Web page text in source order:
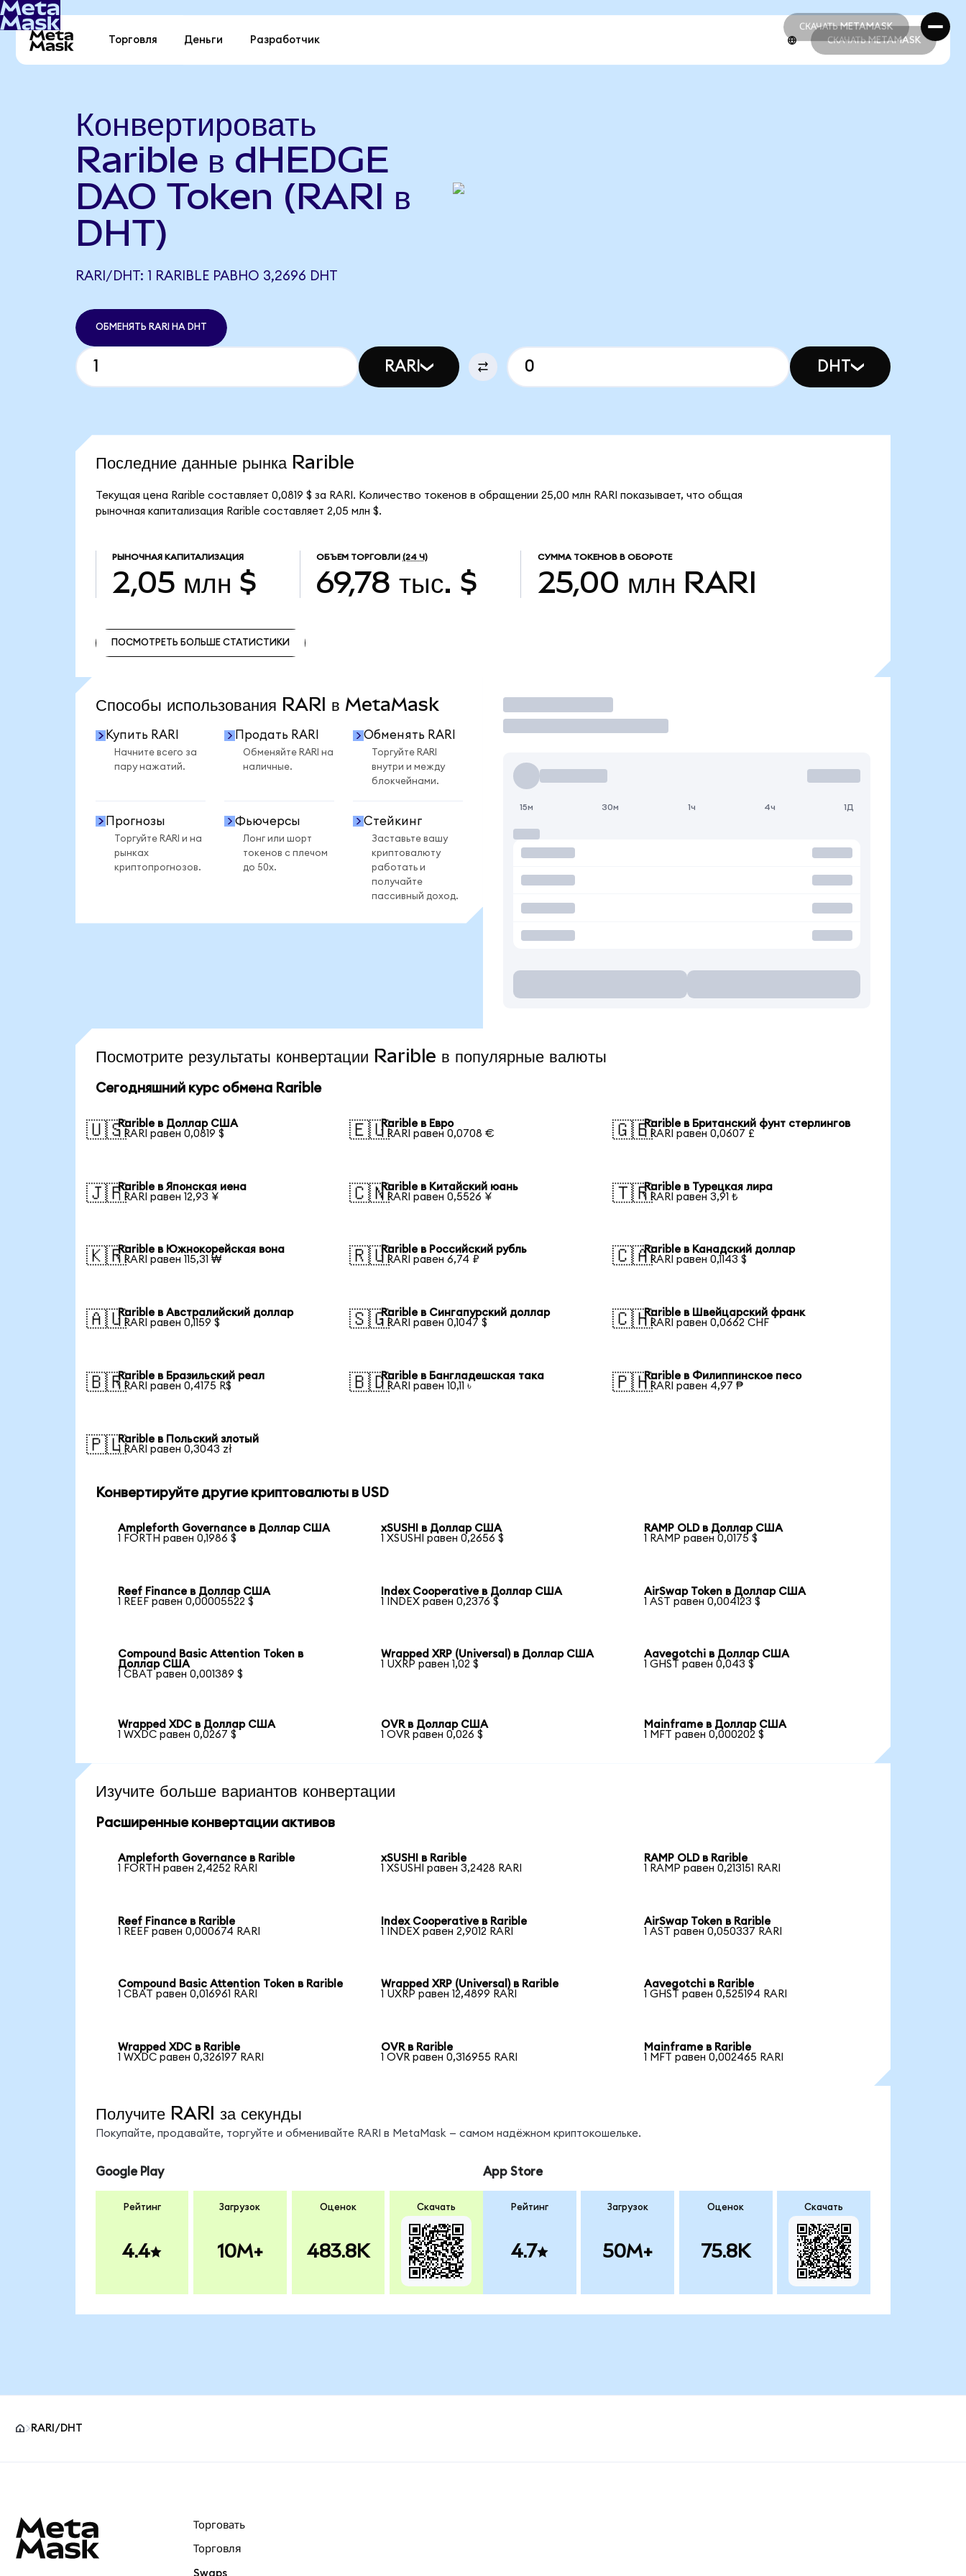
СКАЧАТЬ METAMASK
СКАЧАТЬ METAMASK
Торговля Деньги Разработчик СКАЧАТЬ METAMASK
Конвертировать
Rarible в dHEDGE
DAO Token (RARI в
DHT)
RARI/DHT: 1 RARIBLE РАВНО 3,2696 DHT
ОБМЕНЯТЬ RARI НА DHT
RARI DHT
Последние данные рынка Rarible
Текущая цена Rarible составляет 0,0819 $ за RARI. Количество токенов в обращении 25,00 млн RARI показывает, что общая
рыночная капитализация Rarible составляет 2,05 млн $.
РЫНОЧНАЯ КАПИТАЛИЗАЦИЯ
2,05 млн $
ОБЪЕМ ТОРГОВЛИ (24 Ч)
69,78 тыс. $
СУММА ТОКЕНОВ В ОБОРОТЕ
25,00 млн RARI
ПОСМОТРЕТЬ БОЛЬШЕ СТАТИСТИКИ
Способы использования RARI в MetaMask
Купить RARI
Начните всего за
пару нажатий.
Продать RARI
Обменяйте RARI на
наличные.
Обменять RARI
Торгуйте RARI
внутри и между
блокчейнами.
Прогнозы
Торгуйте RARI и на
рынках
криптопрогнозов.
Фьючерсы
Лонг или шорт
токенов с плечом
до 50x.
Стейкинг
Заставьте вашу
криптовалюту
работать и
получайте
пассивный доход.
Торговать
15м 30м 1ч 4ч 1Д
Посмотрите результаты конвертации Rarible в популярные валюты
Сегодняшний курс обмена Rarible
🇺🇸Rarible в Доллар США
1 RARI равен 0,0819 $
🇪🇺Rarible в Евро
1 RARI равен 0,0708 €
🇬🇧Rarible в Британский фунт стерлингов
1 RARI равен 0,0607 £
🇯🇵Rarible в Японская иена
1 RARI равен 12,93 ¥
🇨🇳Rarible в Китайский юань
1 RARI равен 0,5526 ¥
🇹🇷Rarible в Турецкая лира
1 RARI равен 3,91 ₺
🇰🇷Rarible в Южнокорейская вона
1 RARI равен 115,31 ₩
🇷🇺Rarible в Российский рубль
1 RARI равен 6,74 ₽
🇨🇦Rarible в Канадский доллар
1 RARI равен 0,1143 $
🇦🇺Rarible в Австралийский доллар
1 RARI равен 0,1159 $
🇸🇬Rarible в Сингапурский доллар
1 RARI равен 0,1047 $
🇨🇭Rarible в Швейцарский франк
1 RARI равен 0,0662 CHF
🇧🇷Rarible в Бразильский реал
1 RARI равен 0,4175 R$
🇧🇩Rarible в Бангладешская така
1 RARI равен 10,11 ৳
🇵🇭Rarible в Филиппинское песо
1 RARI равен 4,97 ₱
🇵🇱Rarible в Польский злотый
1 RARI равен 0,3043 zł
Конвертируйте другие криптовалюты в USD
Ampleforth Governance в Доллар США
1 FORTH равен 0,1986 $
xSUSHI в Доллар США
1 XSUSHI равен 0,2656 $
RAMP OLD в Доллар США
1 RAMP равен 0,0175 $
Reef Finance в Доллар США
1 REEF равен 0,00005522 $
Index Cooperative в Доллар США
1 INDEX равен 0,2376 $
AirSwap Token в Доллар США
1 AST равен 0,004123 $
Compound Basic Attention Token в
Доллар США
1 CBAT равен 0,001389 $
Wrapped XRP (Universal) в Доллар США
1 UXRP равен 1,02 $
Aavegotchi в Доллар США
1 GHST равен 0,043 $
Wrapped XDC в Доллар США
1 WXDC равен 0,0267 $
OVR в Доллар США
1 OVR равен 0,026 $
Mainframe в Доллар США
1 MFT равен 0,000202 $
Изучите больше вариантов конвертации
Расширенные конвертации активов
Ampleforth Governance в Rarible
1 FORTH равен 2,4252 RARI
xSUSHI в Rarible
1 XSUSHI равен 3,2428 RARI
RAMP OLD в Rarible
1 RAMP равен 0,213151 RARI
Reef Finance в Rarible
1 REEF равен 0,000674 RARI
Index Cooperative в Rarible
1 INDEX равен 2,9012 RARI
AirSwap Token в Rarible
1 AST равен 0,050337 RARI
Compound Basic Attention Token в Rarible
1 CBAT равен 0,016961 RARI
Wrapped XRP (Universal) в Rarible
1 UXRP равен 12,4899 RARI
Aavegotchi в Rarible
1 GHST равен 0,525194 RARI
Wrapped XDC в Rarible
1 WXDC равен 0,326197 RARI
OVR в Rarible
1 OVR равен 0,316955 RARI
Mainframe в Rarible
1 MFT равен 0,002465 RARI
Получите RARI за секунды
Покупайте, продавайте, торгуйте и обменивайте RARI в MetaMask — самом надёжном криптокошельке.
Google Play
Рейтинг
4.4
Загрузок
10M+
Оценок
483.8K
Скачать
App Store
Рейтинг
4.7
Загрузок
50M+
Оценок
75.8K
Скачать
RARI/DHT
Торговать
Торговля
Swaps